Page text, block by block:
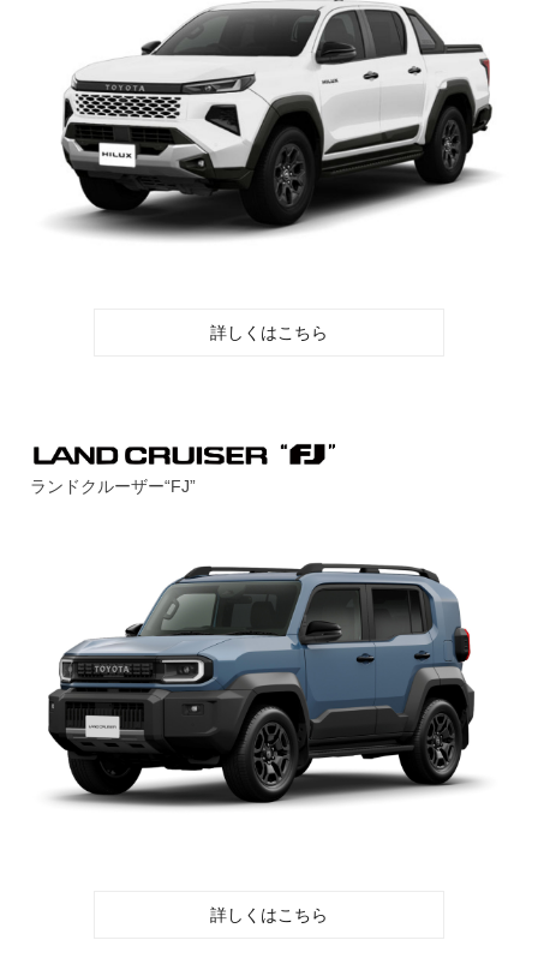
詳しくはこちら
ランドクルーザー“FJ”
詳しくはこちら